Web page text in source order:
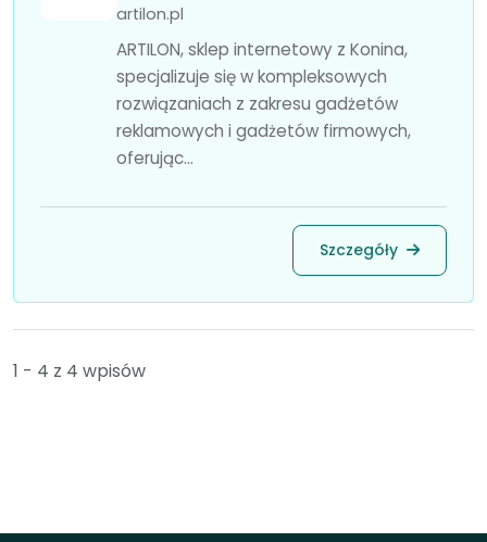
artilon.pl
ARTILON, sklep internetowy z Konina,
specjalizuje się w kompleksowych
rozwiązaniach z zakresu gadżetów
reklamowych i gadżetów firmowych,
oferując...
Szczegóły
1 - 4 z 4 wpisów